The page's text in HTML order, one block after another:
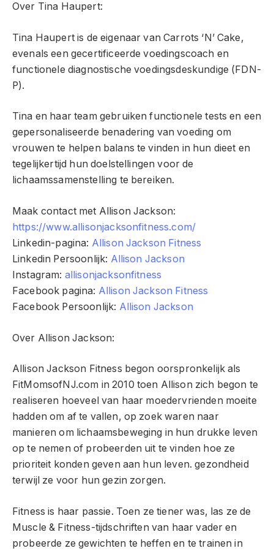
Over Tina Haupert:
Tina Haupert is de eigenaar van Carrots ‘N’ Cake,
evenals een gecertificeerde voedingscoach en
functionele diagnostische voedingsdeskundige (FDN-
P).
Tina en haar team gebruiken functionele tests en een
gepersonaliseerde benadering van voeding om
vrouwen te helpen balans te vinden in hun dieet en
tegelijkertijd hun doelstellingen voor de
lichaamssamenstelling te bereiken.
Maak contact met Allison Jackson:
https://www.allisonjacksonfitness.com/
Linkedin-pagina: Allison Jackson Fitness
Linkedin Persoonlijk: Allison Jackson
Instagram: allisonjacksonfitness
Facebook pagina: Allison Jackson Fitness
Facebook Persoonlijk: Allison Jackson
Over Allison Jackson:
Allison Jackson Fitness begon oorspronkelijk als
FitMomsofNJ.com in 2010 toen Allison zich begon te
realiseren hoeveel van haar moedervrienden moeite
hadden om af te vallen, op zoek waren naar
manieren om lichaamsbeweging in hun drukke leven
op te nemen of probeerden uit te vinden hoe ze
prioriteit konden geven aan hun leven. gezondheid
terwijl ze voor hun gezin zorgen.
Fitness is haar passie. Toen ze tiener was, las ze de
Muscle & Fitness-tijdschriften van haar vader en
probeerde ze gewichten te heffen en te trainen in